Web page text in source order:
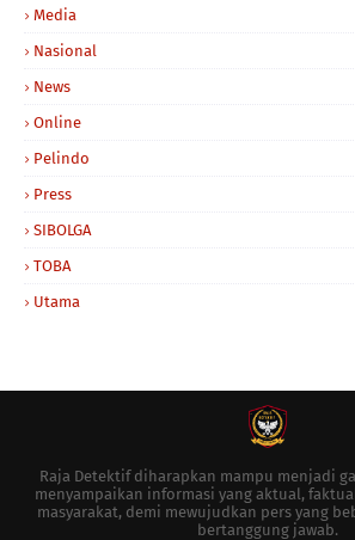
Media
Nasional
News
Online
Pelindo
Press
SIBOLGA
TOBA
Utama
Raja Detektif diharapkan mampu menjadi
menyampaikan informasi yang aktual,
masyarakat, demi mewujudkan pers yang
bertanggung jawab.